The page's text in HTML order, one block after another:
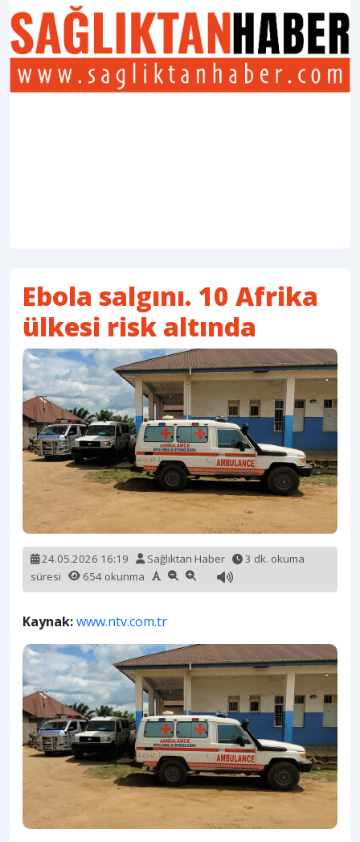
Ebola salgını. 10 Afrika
ülkesi risk altında
24.05.2026 16:19 Sağlıktan Haber
3 dk. okuma
süresi
654 okunma
Kaynak:www.ntv.com.tr